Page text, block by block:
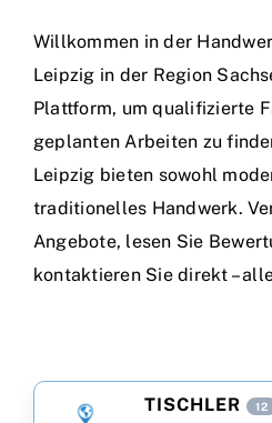
Willkommen in der
Leipzig in der Region
Plattform, um qualifizierte
geplanten Arbeiten zu
Leipzig bieten sowohl
traditionelles Handwerk.
Angebote, lesen Sie
kontaktieren Sie direkt –
TISCHLER 12